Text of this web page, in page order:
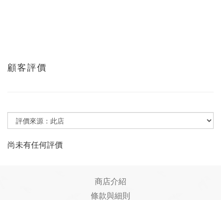
顧客評價
尚未有任何評價
商店介紹
條款與細則